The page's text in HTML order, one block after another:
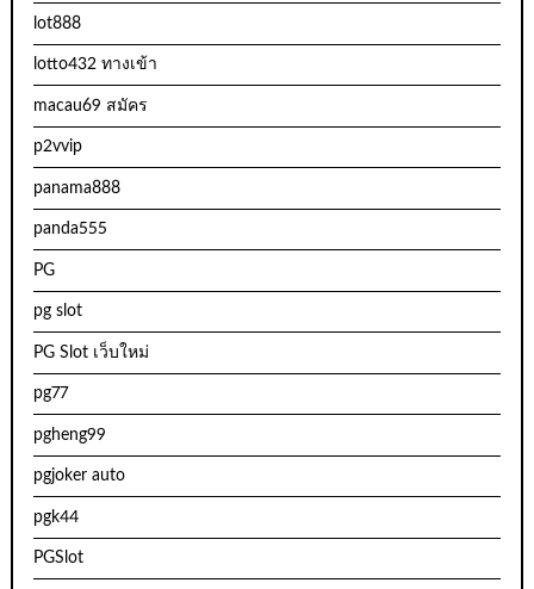
lot888
lotto432 ทางเข้า
macau69 สมัคร
p2vvip
panama888
panda555
PG
pg slot
PG Slot เว็บใหม่
pg77
pgheng99
pgjoker auto
pgk44
PGSlot